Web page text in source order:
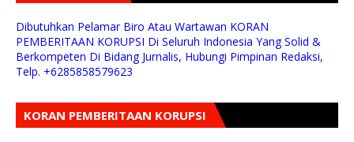
Dibutuhkan Pelamar Biro Atau Wartawan KORAN
PEMBERITAAN KORUPSI Di Seluruh Indonesia Yang Solid &
Berkompeten Di Bidang Jurnalis, Hubungi Pimpinan Redaksi,
Telp. +6285858579623
KORAN PEMBERITAAN KORUPSI